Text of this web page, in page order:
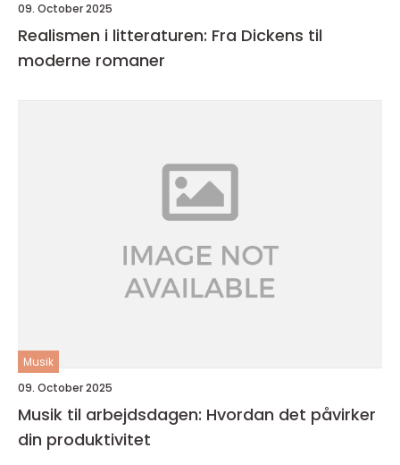
09. October 2025
Realismen i litteraturen: Fra Dickens til
moderne romaner
Musik
09. October 2025
Musik til arbejdsdagen: Hvordan det påvirker
din produktivitet